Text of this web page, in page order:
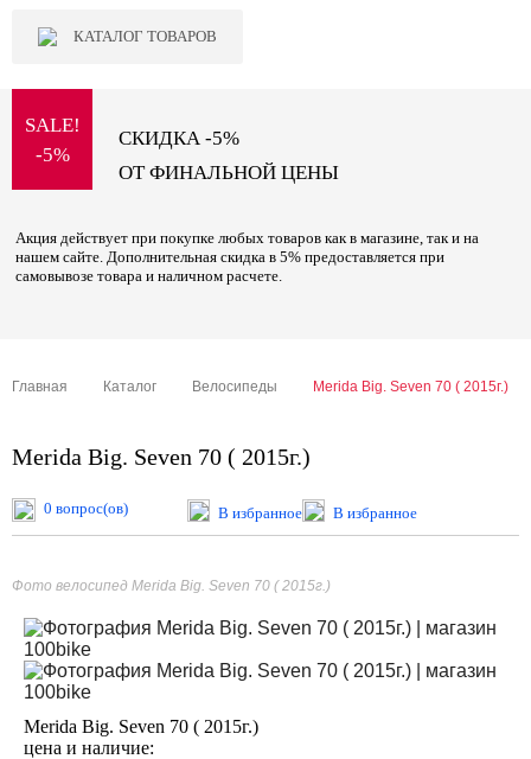
КАТАЛОГ ТОВАРОВ
SALE!
-5%
СКИДКА -5%
ОТ ФИНАЛЬНОЙ ЦЕНЫ
Акция действует при покупке любых товаров как в магазине, так и на
нашем сайте. Дополнительная скидка в 5% предоставляется при
самовывозе товара и наличном расчете.
Главная Каталог Велосипеды Merida Big. Seven 70 ( 2015г.)
Merida Big. Seven 70 ( 2015г.)
0 вопрос(ов) В избранное В избранное
Фото велосипед Merida Big. Seven 70 ( 2015г.)
Merida Big. Seven 70 ( 2015г.)
цена и наличие: